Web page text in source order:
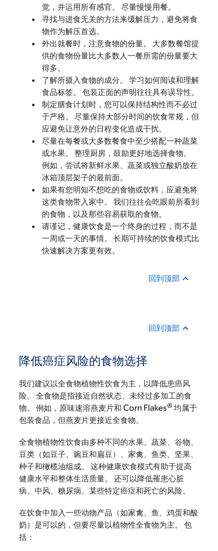
觉，并运用所有感官。 尽量慢慢用餐。
寻找与进食无关的方法来缓解压力，避免将食
物作为解压首选。
外出就餐时，注意食物的份量。 大多数餐馆提
供的食物份量比大多数人一餐所需的份量要大
得多。
了解所摄入食物的成分。 学习如何阅读和理解
食品标签。 包装正面的声明往往具有误导性。
制定膳食计划时，您可以保持结构性而不必过
于严格。 尽量保持大部分时间的饮食常规，但
应避免让意外的日程变化造成干扰。
尽量在每餐或大多数餐食中至少搭配一种蔬菜
或水果。 整理厨房，鼓励更好地选择食物。
例如，尝试将新鲜水果、蔬菜或独立酸奶放在
冰箱顶层架子的最前面。
如果有您明知不想吃的食物或饮料，应避免将
这类食物带入家中。 我们往往会吃眼前所看到
的食物，以及那些容易获取的食物。
请谨记，健康饮食是一个终身的过程，而不是
一周或一天的事情。 长期可持续的饮食模式比
快速解决方案更有效。
回到顶部
回到顶部
降低癌症风险的食物选择
我们建议以全食物植物性饮食为主，以降低患癌风
险。 全食物是指接近自然状态、未经过多加工的食
物。 例如，原味速溶燕麦片和 Corn Flakes® 均属于
包装食品，但燕麦片更接近全食物。
全食物植物性饮食由多种不同的水果、蔬菜、谷物、
豆类（如豆子、豌豆和扁豆）、家禽、鱼类、坚果、
种子和橄榄油组成。 这种健康饮食模式有助于提高
健康水平和整体生活质量。 还可以降低罹患心脏
病、中风、糖尿病、某些特定癌症和死亡的风险。
在饮食中加入一些动物产品（如家禽、鱼、鸡蛋和酸
奶）是可以的，但要尽量以植物性全食物为主。 包
括：